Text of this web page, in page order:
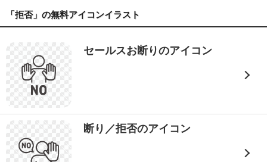
「拒否」の無料アイコンイラスト
セールスお断りのアイコン
断り／拒否のアイコン